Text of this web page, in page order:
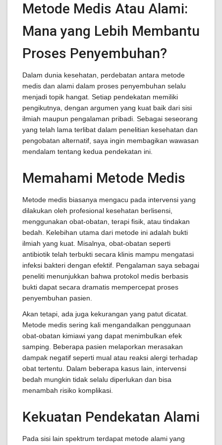
Metode Medis Atau Alami:
Mana yang Lebih Membantu
Proses Penyembuhan?
Dalam dunia kesehatan, perdebatan antara metode
medis dan alami dalam proses penyembuhan selalu
menjadi topik hangat. Setiap pendekatan memiliki
pengikutnya, dengan argumen yang kuat baik dari sisi
ilmiah maupun pengalaman pribadi. Sebagai seseorang
yang telah lama terlibat dalam penelitian kesehatan dan
pengobatan alternatif, saya ingin membagikan wawasan
mendalam tentang kedua pendekatan ini.
Memahami Metode Medis
Metode medis biasanya mengacu pada intervensi yang
dilakukan oleh profesional kesehatan berlisensi,
menggunakan obat-obatan, terapi fisik, atau tindakan
bedah. Kelebihan utama dari metode ini adalah bukti
ilmiah yang kuat. Misalnya, obat-obatan seperti
antibiotik telah terbukti secara klinis mampu mengatasi
infeksi bakteri dengan efektif. Pengalaman saya sebagai
peneliti menunjukkan bahwa protokol medis berbasis
bukti dapat secara dramatis mempercepat proses
penyembuhan pasien.
Akan tetapi, ada juga kekurangan yang patut dicatat.
Metode medis sering kali mengandalkan penggunaan
obat-obatan kimiawi yang dapat menimbulkan efek
samping. Beberapa pasien melaporkan merasakan
dampak negatif seperti mual atau reaksi alergi terhadap
obat tertentu. Dalam beberapa kasus lain, intervensi
bedah mungkin tidak selalu diperlukan dan bisa
menambah risiko komplikasi.
Kekuatan Pendekatan Alami
Pada sisi lain spektrum terdapat metode alami yang